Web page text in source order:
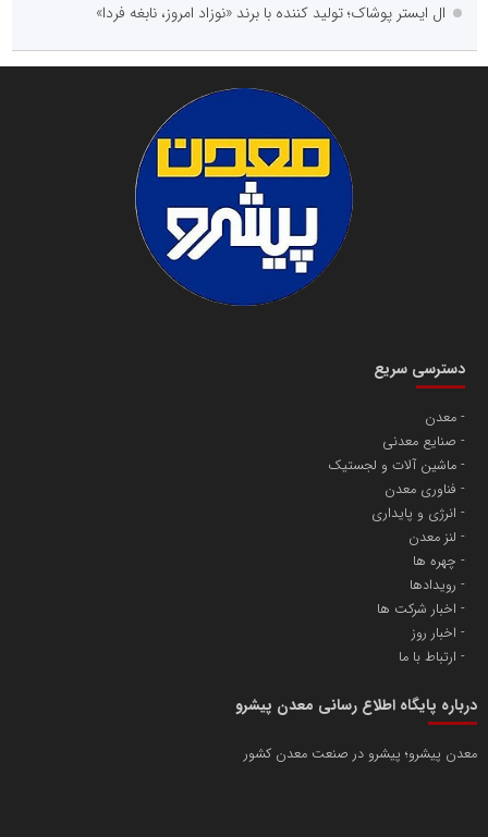
ال ایستر پوشاک؛ تولید کننده با برند «نوزاد امروز، نابغه فردا»
دسترسی سریع
معدن
صنایع معدنی
ماشین آلات و لجستیک
فناوری معدن
انرژی و پایداری
لنز معدن
چهره ها
رویدادها
اخبار شرکت ها
اخبار روز
ارتباط با ما
درباره پایگاه اطلاع رسانی معدن پیشرو
معدن پیشرو؛ پیشرو در صنعت معدن کشور